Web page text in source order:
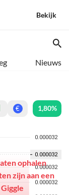
Bekijk
Nieuws
€ 1,80%
ophalen
zijn aan een